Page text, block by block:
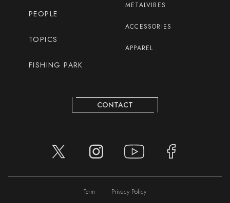
METALVIBES
ACCESSORIES
APPAREL
PEOPLE
TOPICS
FISHING PARK
CONTACT
Term Privacy Policy